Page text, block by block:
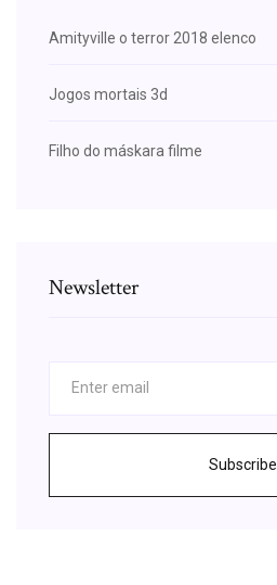
Amityville o terror 2018 elenco
Jogos mortais 3d
Filho do máskara filme
Newsletter
Subscribe